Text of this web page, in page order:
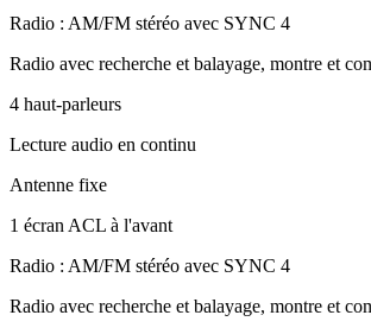
Radio : AM/FM stéréo avec SYNC 4
Radio avec recherche et balayage, montre et
4 haut-parleurs
Lecture audio en continu
Antenne fixe
1 écran ACL à l'avant
Radio : AM/FM stéréo avec SYNC 4
Radio avec recherche et balayage, montre et